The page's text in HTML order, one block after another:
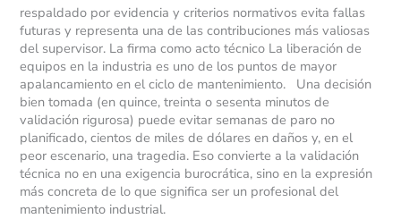
respaldado por evidencia y criterios normativos evita fallas
futuras y representa una de las contribuciones más valiosas
del supervisor. La firma como acto técnico La liberación de
equipos en la industria es uno de los puntos de mayor
apalancamiento en el ciclo de mantenimiento. Una decisión
bien tomada (en quince, treinta o sesenta minutos de
validación rigurosa) puede evitar semanas de paro no
planificado, cientos de miles de dólares en daños y, en el
peor escenario, una tragedia. Eso convierte a la validación
técnica no en una exigencia burocrática, sino en la expresión
más concreta de lo que significa ser un profesional del
mantenimiento industrial.